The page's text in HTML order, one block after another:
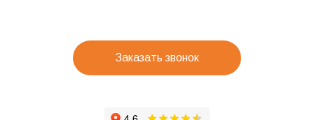
Заказать звонок